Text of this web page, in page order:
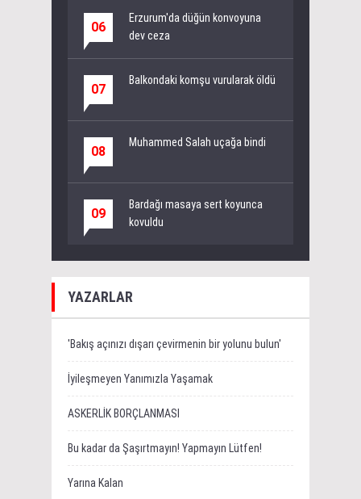
06
Erzurum'da düğün konvoyuna
dev ceza
07
Balkondaki komşu vurularak öldü
08
Muhammed Salah uçağa bindi
09
Bardağı masaya sert koyunca
kovuldu
YAZARLAR
'Bakış açınızı dışarı çevirmenin bir yolunu bulun'
İyileşmeyen Yanımızla Yaşamak
ASKERLİK BORÇLANMASI
Bu kadar da Şaşırtmayın! Yapmayın Lütfen!
Yarına Kalan